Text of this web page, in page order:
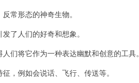
常形态的神奇生物。
了人们的好奇和想象。
将它作为一种表达幽默和创意的工具。
例如会说话、飞行、传送等。